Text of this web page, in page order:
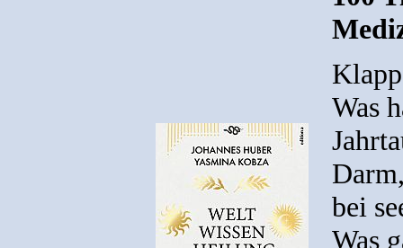
Was
bei
Was